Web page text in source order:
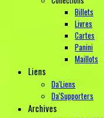
Billets
Livres
Cartes
Panini
Maillots
Liens
Da'Liens
Da'Supporters
Archives